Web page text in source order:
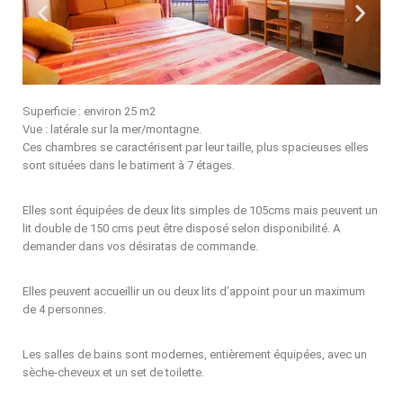
Superficie : environ 25 m2
Vue : latérale sur la mer/montagne.
Ces chambres se caractérisent par leur taille, plus spacieuses elles
sont situées dans le batiment à 7 étages.
Elles sont équipées de deux lits simples de 105cms mais peuvent un
lit double de 150 cms peut être disposé selon disponibilité. A
demander dans vos désiratas de commande.
Elles peuvent accueillir un ou deux lits d’appoint pour un maximum
de 4 personnes.
Les salles de bains sont modernes, entièrement équipées, avec un
sèche-cheveux et un set de toilette.